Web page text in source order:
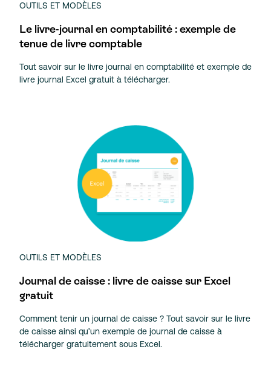
OUTILS ET MODÈLES
Le livre-journal en comptabilité : exemple de
tenue de livre comptable
Tout savoir sur le livre journal en comptabilité et exemple de
livre journal Excel gratuit à télécharger.
OUTILS ET MODÈLES
Journal de caisse : livre de caisse sur Excel
gratuit
Comment tenir un journal de caisse ? Tout savoir sur le livre
de caisse ainsi qu’un exemple de journal de caisse à
télécharger gratuitement sous Excel.